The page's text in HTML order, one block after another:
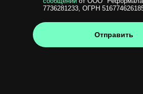
7736281233, ОГРН
Отправить